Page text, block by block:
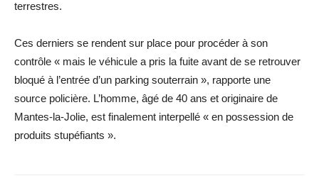
terrestres.
Ces derniers se rendent sur place pour procéder à son
contrôle « mais le véhicule a pris la fuite avant de se retrouver
bloqué à l’entrée d’un parking souterrain », rapporte une
source policière. L’homme, âgé de 40 ans et originaire de
Mantes-la-Jolie, est finalement interpellé « en possession de
produits stupéfiants ».